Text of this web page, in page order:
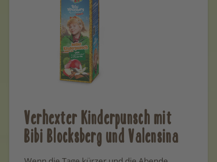
Verhexter Kinderpunsch mit
Bibi Blocksberg und Valensina